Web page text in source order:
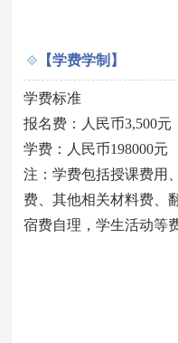
【学费学制】
学费标准
报名费：人民币3,500元
学费：人民币198000元
注：学费包括授课费用
费、其他相关材料费、
宿费自理，学生活动等